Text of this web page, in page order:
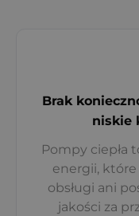
Brak
niskie
Pompy ciepła
energii,
obsługi ani
jakości za